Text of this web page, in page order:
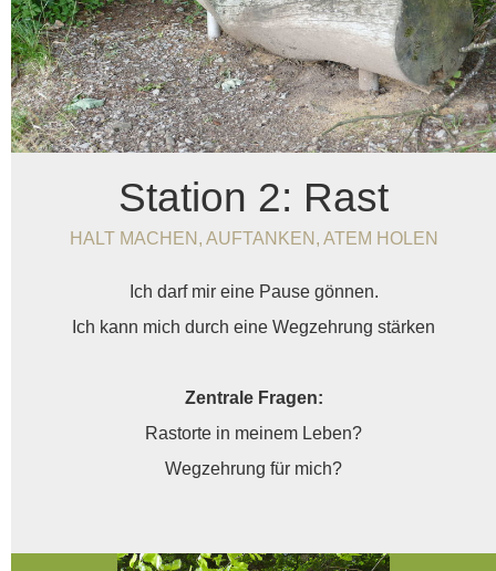
Station 2: Rast
HALT MACHEN, AUFTANKEN, ATEM HOLEN
Ich darf mir eine Pause gönnen.
Ich kann mich durch eine Wegzehrung stärken
Zentrale Fragen:
Rastorte in meinem Leben?
Wegzehrung für mich?